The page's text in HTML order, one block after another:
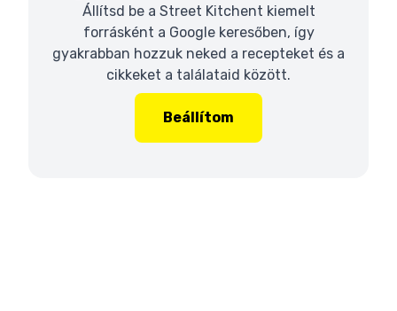
Állítsd be a Street Kitchent kiemelt
forrásként a Google keresőben, így
gyakrabban hozzuk neked a recepteket és a
cikkeket a találataid között.
Beállítom